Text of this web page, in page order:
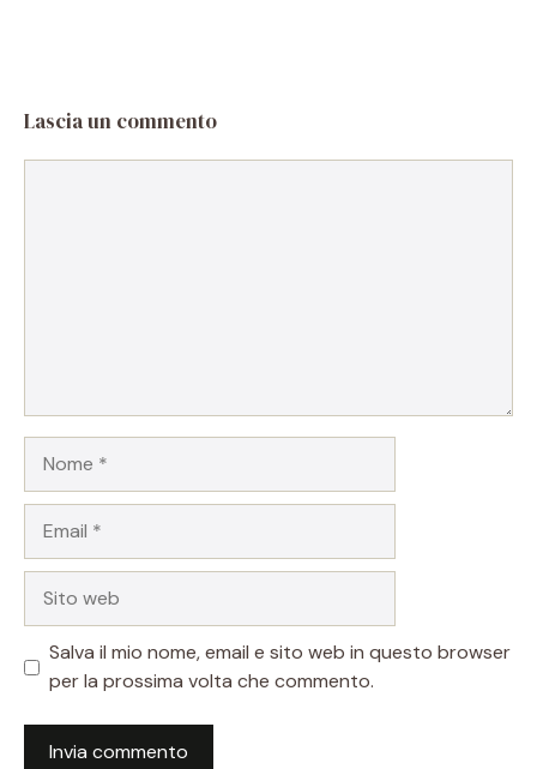
Lascia un commento
web
Salva il mio nome, email e sito web in questo browser
per la prossima volta che commento.